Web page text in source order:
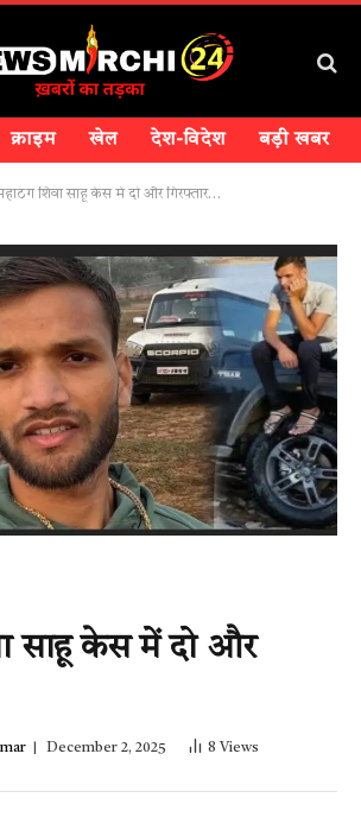
क्राइम खेल देश-विदेश बड़ी खबर
शिवा साहू केस में दो और गिरफ्तार…
साहू केस में दो और
December 2, 2025 8 Views